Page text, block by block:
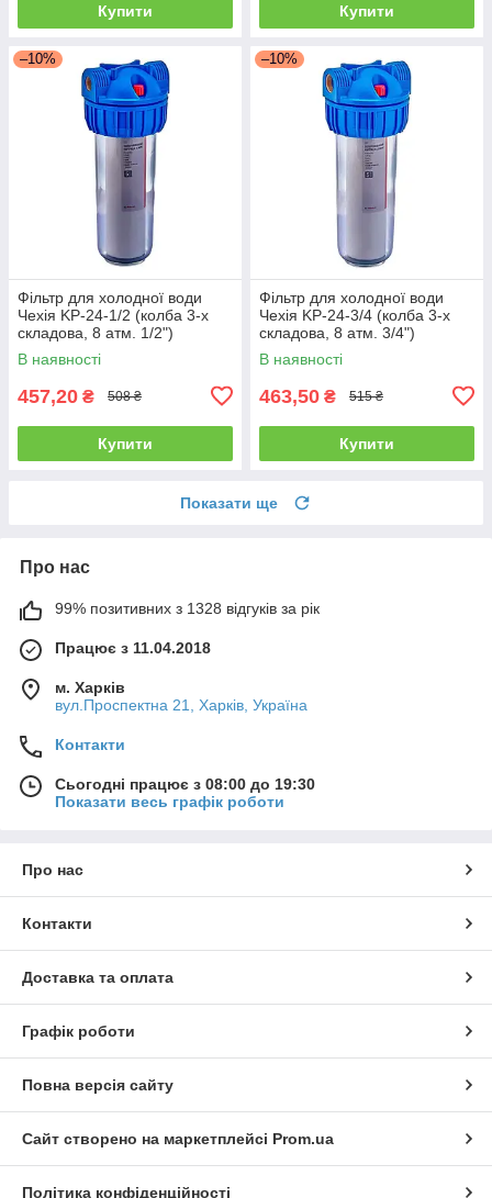
Купити Купити
–10%
Фільтр для холодної води
Чехія KP-24-1/2 (колба 3-х
складова, 8 атм. 1/2")
В наявності
457,20 ₴ 508 ₴
Купити
–10%
Фільтр для холодної води
Чехія KP-24-3/4 (колба 3-х
складова, 8 атм. 3/4")
В наявності
463,50 ₴ 515 ₴
Купити
Показати ще
Про нас
99% позитивних з 1328 відгуків за рік
Працює з 11.04.2018
м. Харків
вул.Проспектна 21, Харків, Україна
Контакти
Сьогодні працює з 08:00 до 19:30
Показати весь графік роботи
Про нас
Контакти
Доставка та оплата
Графік роботи
Повна версія сайту
Сайт створено на маркетплейсі Prom.ua
Політика конфіденційності